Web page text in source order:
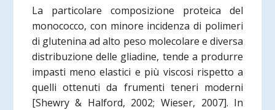
La particolare composizione proteica del
monococco, con minore incidenza di polimeri
di glutenina ad alto peso molecolare e diversa
distribuzione delle gliadine, tende a produrre
impasti meno elastici e più viscosi rispetto a
quelli ottenuti da frumenti teneri moderni
[Shewry & Halford, 2002; Wieser, 2007]. In